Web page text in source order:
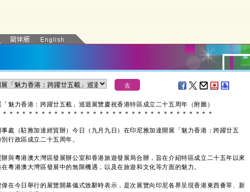
魅力香港：跨躍廿五載」巡迴展覽慶祝香港特區成立二十五周年（附圖）
＊ ＊ ＊ ＊ ＊ ＊ ＊ ＊ ＊ ＊ ＊ ＊ ＊ ＊ ＊ ＊ ＊ ＊ ＊ ＊ ＊ ＊ ＊ ＊ ＊ ＊ ＊ ＊ ＊ ＊ ＊ ＊ ＊
（駐雅加達經貿辦）今日（九月九日）在印尼雅加達開展「魅力香港：跨躍廿五
行政區成立二十五周年。
粵港澳大灣區發展辦公室和香港旅遊發展局合辦，旨在介紹特區成立二十五年以來
粵港澳大灣區發展中的無限機遇，以及在旅遊和文化等方面的魅力。
今日舉行的展覽開幕儀式致辭時表示，是次展覽向印尼各界呈現香港東西薈萃、新